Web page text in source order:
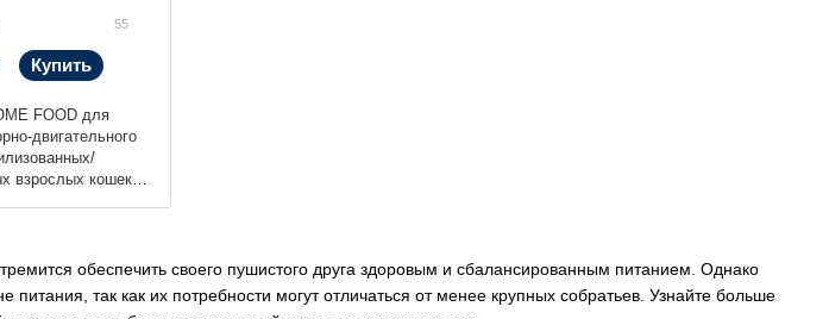
обеспечить своего пушистого друга здоровым и сбалансированным питанием. Однако
так как их потребности могут отличаться от менее крупных собратьев. Узнайте больше
55
FOOD для
двигательного
взрослых кошек
breeds, 400 г
Купить